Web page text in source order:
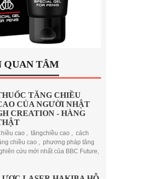
QUAN TÂM
TĂNG CHIỀU
CỦA NGƯỜI NHẬT
CREATION - HÀNG
cao , tăngchiều cao , cách
chiều cao , phương pháp tăng
cứu mới nhất của BBC Future,